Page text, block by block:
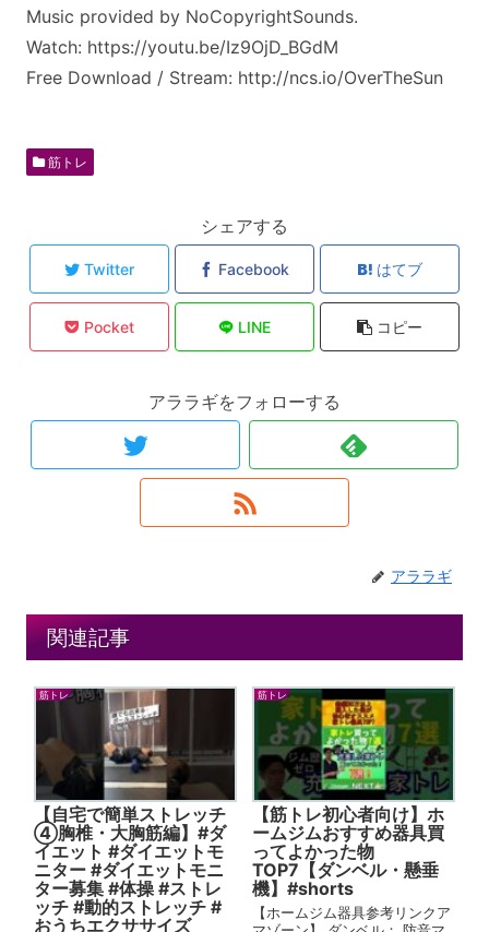
Music provided by NoCopyrightSounds.
Watch: https://youtu.be/Iz9OjD_BGdM
Free Download / Stream: http://ncs.io/OverTheSun
筋トレ
シェアする
Twitter Facebook はてブ
Pocket LINE コピー
アララギをフォローする
アララギ
関連記事
筋トレ
【自宅で簡単ストレッチ
④胸椎・大胸筋編】#ダ
イエット #ダイエットモ
ニター #ダイエットモニ
ター募集 #体操 #ストレ
ッチ #動的ストレッチ #
おうちエクササイズ
筋トレ
【筋トレ初心者向け】ホ
ームジムおすすめ器具買
ってよかった物
TOP7【ダンベル・懸垂
機】#shorts
【ホームジム器具参考リンクア